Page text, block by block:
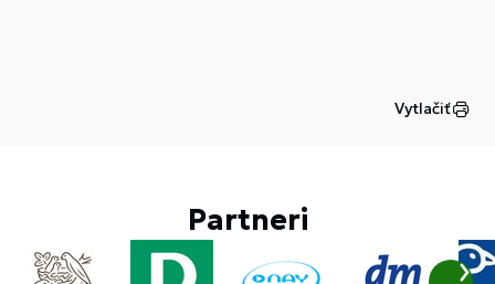
Vytlačiť
Partneri